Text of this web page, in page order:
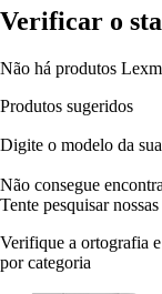
Verificar o
Não há produtos
Produtos sugeridos
Digite o modelo da
Não consegue
Tente pesquisar nossas
Verifique a ortografia
por categoria